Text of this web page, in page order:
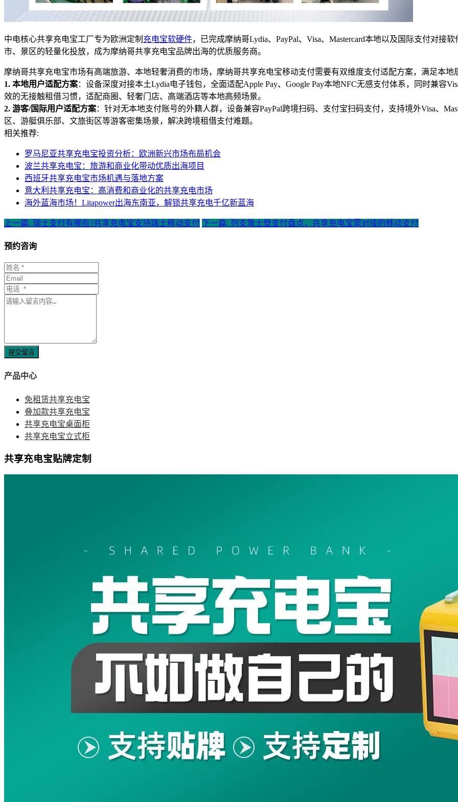
中电核心共享充电宝工厂专为欧洲定制 充电宝软硬件，已完成摩纳哥Lydia、PayPal、Visa、Mastercard本地以及国际支付对
市、景区的轻量化投放，成为摩纳哥共享充电宝品牌出海的优质服务商。
摩纳哥共享充电宝市场有高端旅游、本地轻奢消费的市场，摩纳哥共享充电宝移动支付需要有双维度支付适配方案，满足本地
1. 本地用户适配方案：设备深度对接本土Lydia电子钱包，全面适配Apple Pay、Google Pay本地NFC无感支付体系，同时兼容
效的无接触租借习惯，适配商圈、轻奢门店、高端酒店等本地高频场景。
2. 游客/国际用户适配方案：针对无本地支付账号的外籍人群，设备兼容PayPal跨境扫码、支付宝扫码支付，支持境外Visa、
区、游艇俱乐部、文旅街区等游客密集场景，解决跨境租借支付难题。
相关推荐:
罗马尼亚共享充电宝投资分析：欧洲新兴市场布局机会
波兰共享充电宝：旅游和商业化带动优质出海项目
西班牙共享充电宝市场机遇与落地方案
意大利共享充电宝：高消费和商业化的共享充电市场
海外蓝海市场！Litapower出海东南亚，解锁共享充电千亿新蓝海
上一篇: 瑞士支付有哪些?共享充电宝支持瑞士移动支付 下一篇: 列支敦士登支付盘点，共享充电宝需对接的移动支付
预约咨询
提交留言
产品中心
免租赁共享充电宝
叠加款共享充电宝
共享充电宝桌面柜
共享充电宝立式柜
共享充电宝贴牌定制